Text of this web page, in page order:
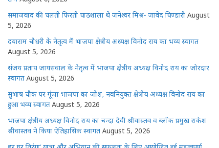
k r
समाजवाद की चलती फिरती पाठशाला थे जनेश्वर मिश्र- जावेद पिण्डारी August
5, 2026
दयाराम चौधरी के नेतृत्व में भाजपा क्षेत्रीय अध्यक्ष विनोद राय का भव्य स्वागत
August 5, 2026
संजय प्रताप जायसवाल के नेतृत्व में भाजपा क्षेत्रीय अध्यक्ष विनोद राय का जोरदार
स्वागत August 5, 2026
सुभाष चौक पर गूंजा भाजपा का जोश, नवनियुक्त क्षेत्रीय अध्यक्ष विनोद राय का
हुआ भव्य स्वागत August 5, 2026
भाजपा क्षेत्रीय अध्यक्ष विनोद राय का चन्दा देवी श्रीवास्तव व ब्लॉक प्रमुख राकेश
श्रीवास्तव ने किया ऐतिहासिक स्वागत August 5, 2026